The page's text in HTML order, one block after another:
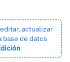
actualizar
de datos